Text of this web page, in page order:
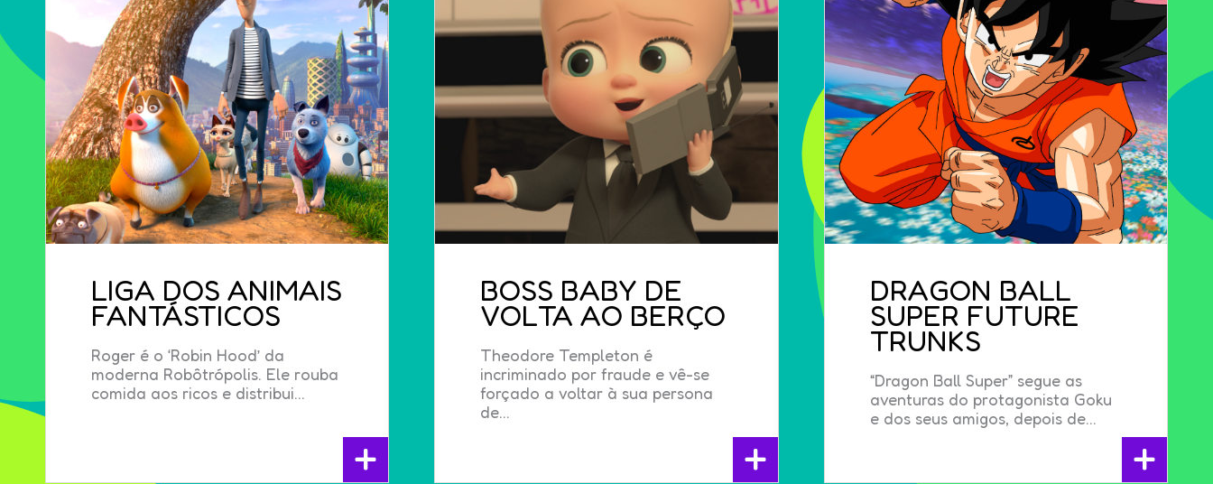
LIGA DOS ANIMAIS
FANTÁSTICOS
Roger é o ‘Robin Hood’ da
moderna Robôtrópolis. Ele rouba
comida aos ricos e distribui...
+
BOSS BABY DE
VOLTA AO BERÇO
Theodore Templeton é
incriminado por fraude e vê-se
forçado a voltar à sua persona
de...
+
DRAGON BALL
SUPER FUTURE
TRUNKS
“Dragon Ball Super” segue as
aventuras do protagonista Goku
e dos seus amigos, depois de...
+